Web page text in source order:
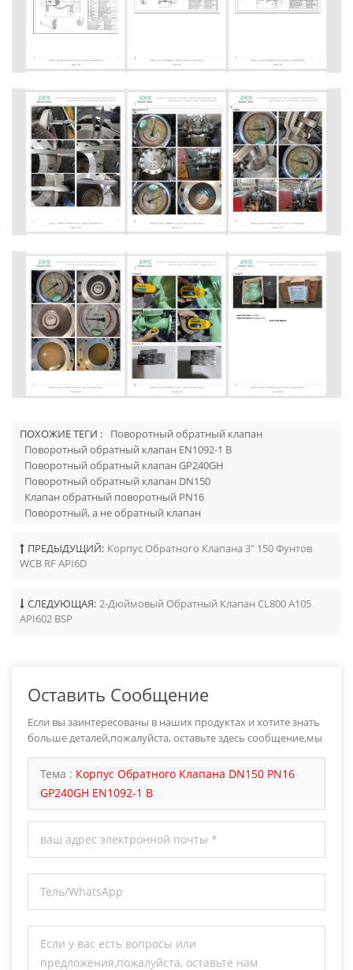
ПОХОЖИЕ ТЕГИ :
Поворотный обратный клапан
Поворотный обратный клапан EN1092-1 B
Поворотный обратный клапан GP240GH
Поворотный обратный клапан DN150
Клапан обратный поворотный PN16
Поворотный, а не обратный клапан
ПРЕДЫДУЩИЙ: Корпус Обратного Клапана 3" 150 Фунтов
WCB RF API6D
СЛЕДУЮЩАЯ: 2-Дюймовый Обратный Клапан CL800 A105
API602 BSP
Оставить Сообщение
Если вы заинтересованы в наших продуктах и хотите знать
больше деталей,пожалуйста, оставьте здесь сообщение,мы
Тема : Корпус Обратного Клапана DN150 PN16
GP240GH EN1092-1 B